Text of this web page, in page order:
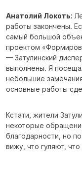
Анатолий Локоть:
работы закончены.
самый большой
проектом
— Затулинский
выполнены. Я
небольшие
основные работы
Кстати, жители
некоторые
благодарности, но
вижу, что гуляют,